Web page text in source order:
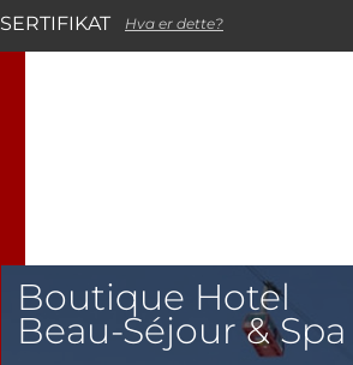
Boutique Hotel
Beau-Séjour & Spa
SERTIFIKAT Hva er dette?